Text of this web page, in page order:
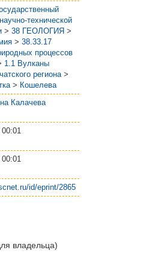
технической
> 38 ГЕОЛОГИЯ >
> 38.33.17
процессов
1.1 Вулканы
региона >
> Кошелева
Калачева
id/eprint/2865
владельца)